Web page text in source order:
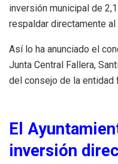
inversión municipal de
respaldar directamente
Así lo ha anunciado el
Junta Central Fallera,
del consejo de la entidad
El
inversión